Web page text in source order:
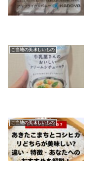
ご当地の美味しいもの
ご当地の美味しいもの